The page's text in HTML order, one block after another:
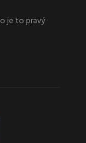
je to pravý